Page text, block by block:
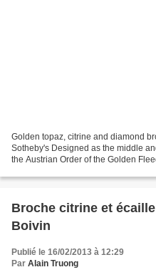
Golden topaz, citrine and diamond
Sotheby's Designed as the middle
the Austrian Order of the Golden
Broche citrine et
Boivin
Publié le 16/02/2013 à 12:29
Par Alain Truong